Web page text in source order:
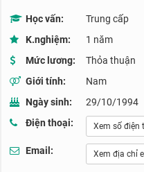
Học vấn:
Trung cấp
K.nghiệm:
1 năm
Mức lương:
Thỏa thuận
Giới tính:
Nam
Ngày sinh:
29/10/1994
Điện thoại:
Xem số điện
Email: Xem địa chỉ